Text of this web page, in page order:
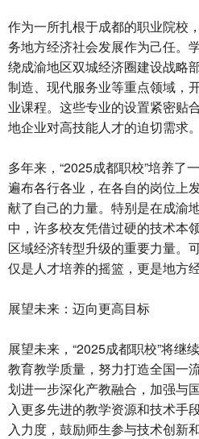
作为一所扎根于成都的职业院校
务地方经济社会发展作为己任。
绕成渝地区双城经济圈建设战略
制造、现代服务业等重点领域，
业课程。这些专业的设置紧密贴
地企业对高技能人才的迫切需求。
多年来，“2025成都职校”培养了
遍布各行各业，在各自的岗位上
献了自己的力量。特别是在成渝
中，许多校友凭借过硬的技术本
区域经济转型升级的重要力量。
仅是人才培养的摇篮，更是地方
展望未来：迈向更高目标
展望未来，“2025成都职校”将继
教育教学质量，努力打造全国一
划进一步深化产教融合，加强与
入更多先进的教学资源和技术手
入力度，鼓励师生参与技术创新